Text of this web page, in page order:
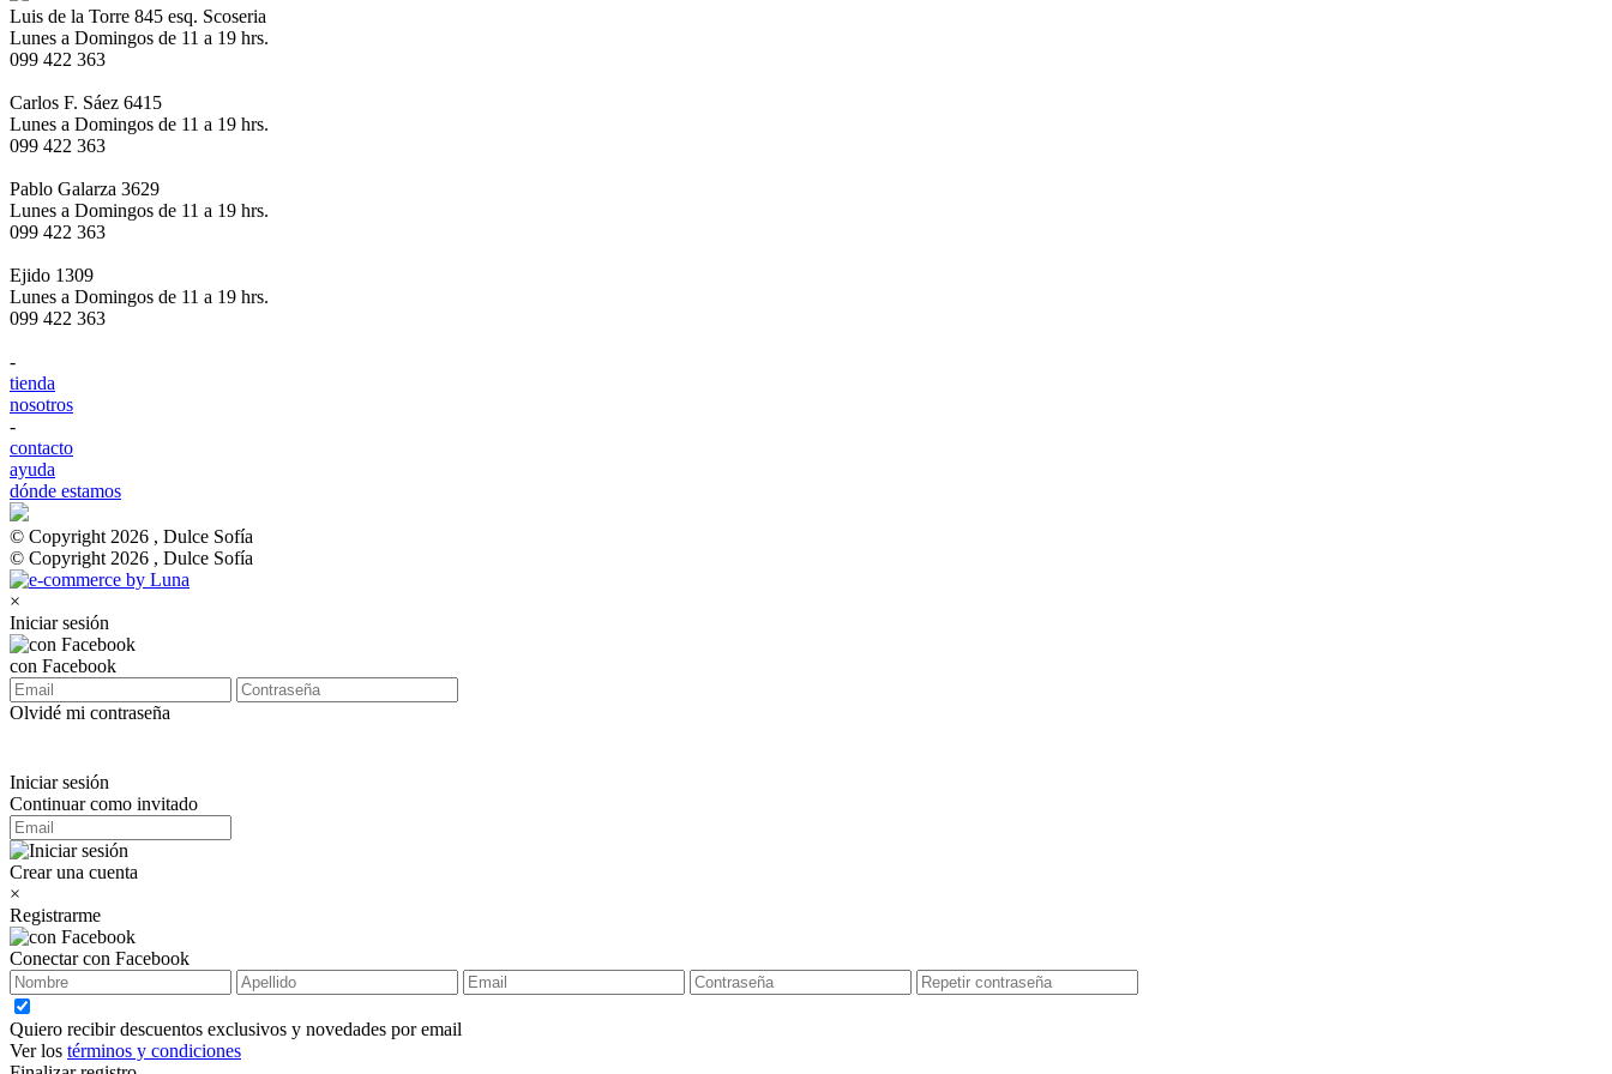
Luis de la Torre 845 esq. Scoseria
Lunes a Domingos de 11 a 19 hrs.
099 422 363
Carlos F. Sáez 6415
Lunes a Domingos de 11 a 19 hrs.
099 422 363
Pablo Galarza 3629
Lunes a Domingos de 11 a 19 hrs.
099 422 363
Ejido 1309
Lunes a Domingos de 11 a 19 hrs.
099 422 363
-
tienda
nosotros
-
contacto
ayuda
dónde estamos
© Copyright 2026 , Dulce Sofía
© Copyright 2026 , Dulce Sofía
×
Iniciar sesión
con Facebook
Olvidé mi contraseña
Iniciar sesión
Continuar como invitado
Crear una cuenta
×
Registrarme
Conectar con Facebook
Quiero recibir descuentos exclusivos y novedades por email
Ver los términos y condiciones